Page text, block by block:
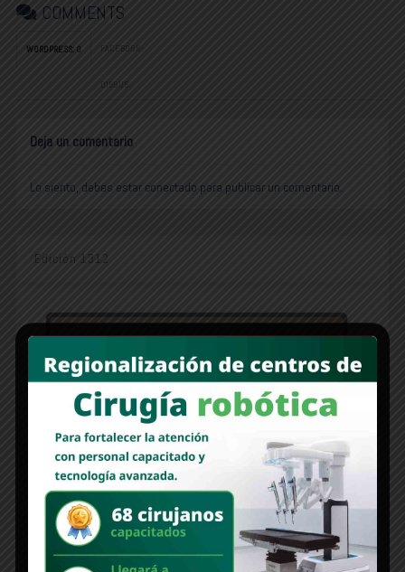
COMMENTS
WORDPRESS: 0 FACEBOOK:
DISQUS:
Deja un comentario
Lo siento, debes estar conectado para publicar un comentario.
Edición 1312